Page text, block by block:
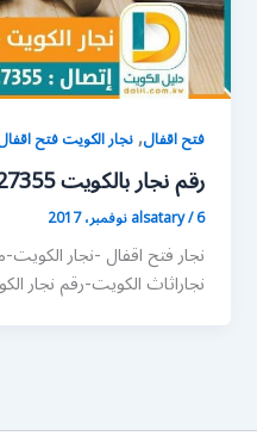
فتح اقفال,نجار الكويت فتح
رقم نجار بالكويت 52227355
alsatary/6 نوفمبر، 2017
نجار فتح اقفال -نجار
نجاراثاث الكويت-رقم نجار